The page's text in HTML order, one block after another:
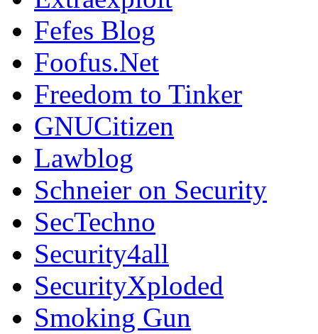
Fefes Blog
Foofus.Net
Freedom to Tinker
GNUCitizen
Lawblog
Schneier on Security
SecTechno
Security4all
SecurityXploded
Smoking Gun